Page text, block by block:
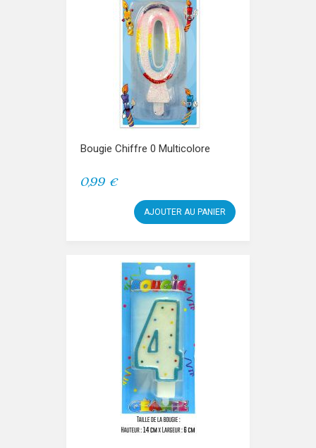
Bougie Chiffre 0 Multicolore
0,99 €
AJOUTER AU PANIER